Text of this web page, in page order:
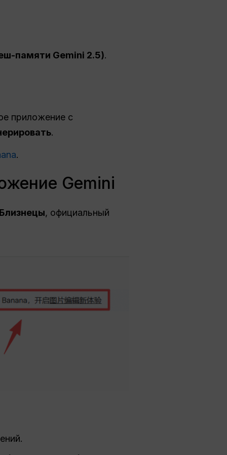
памяти Gemini 2.5).
приложение с
.
.
Gemini
, официальный